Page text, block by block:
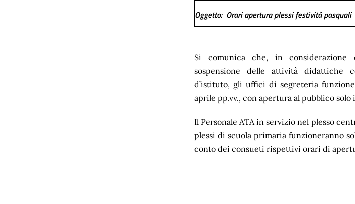
Oggetto: Orari apertura plessi festività pasquali
Si comunica che, in considerazione
sospensione delle attività didattiche
d’istituto, gli uffici di segreteria
aprile pp.vv., con apertura al pubblico
Il Personale ATA in servizio nel plesso
plessi di scuola primaria funzioneranno
conto dei consueti rispettivi orari di